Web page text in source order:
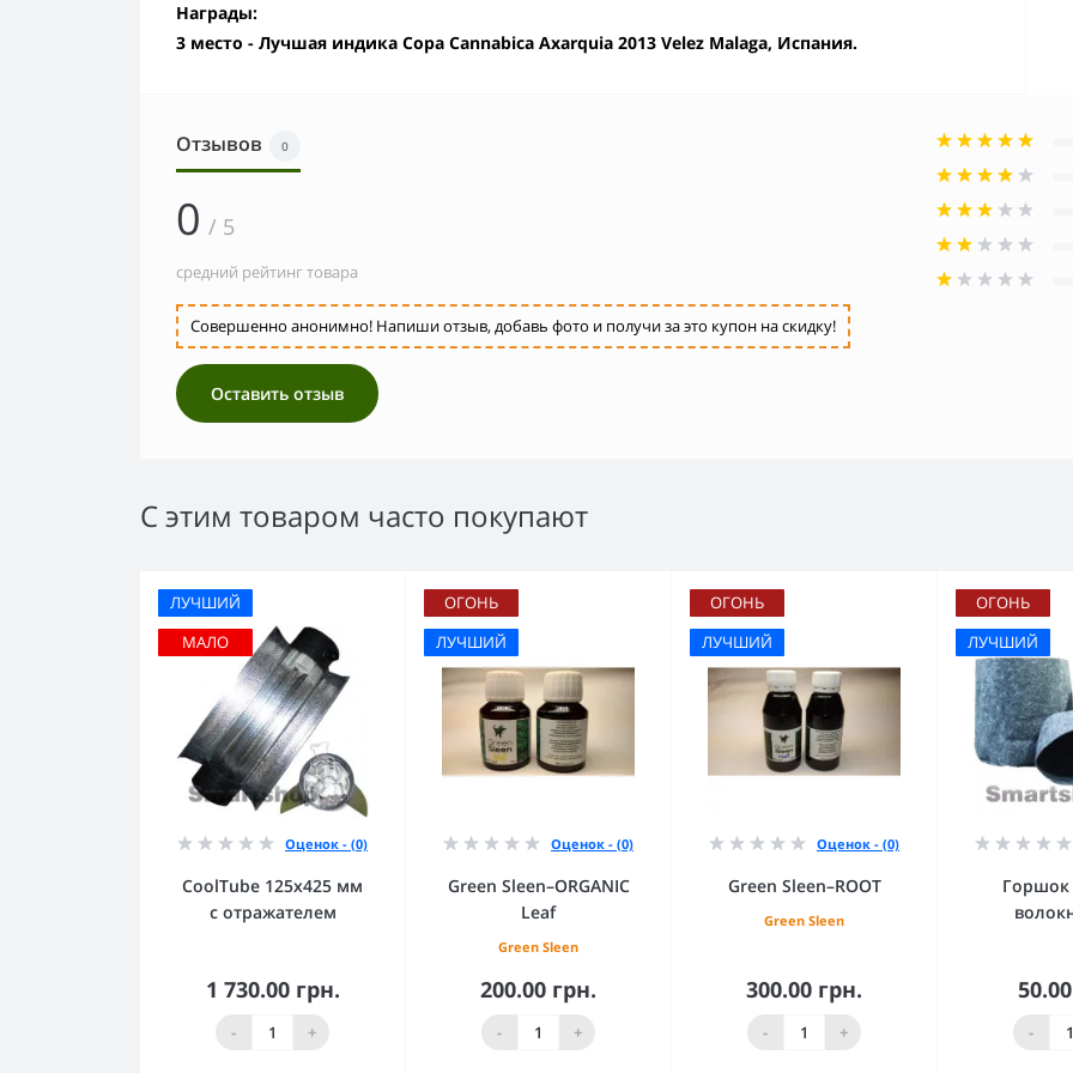
Награды:
3 место - Лучшая индика Copa Cannabica Axarquia 2013 Velez Malaga, Испания.
Отзывов 0
0 / 5
средний рейтинг товара
Совершенно анонимно! Напиши отзыв, добавь фото и получи за это купон на скидку!
Оставить отзыв
С этим товаром часто покупают
ЛУЧШИЙ
МАЛО
Оценок - (0)
CoolTube 125х425 мм
с отражателем
1 730.00 грн.
- +
В корзину
ОГОНЬ
ЛУЧШИЙ
Оценок - (0)
Green Sleen–ORGANIC
Leaf
Green Sleen
200.00 грн.
- +
В корзину
ОГОНЬ
ЛУЧШИЙ
Оценок - (0)
Green Sleen–ROOT
Green Sleen
300.00 грн.
- +
В корзину
ОГОНЬ
ЛУЧШИЙ
Горшок
- В